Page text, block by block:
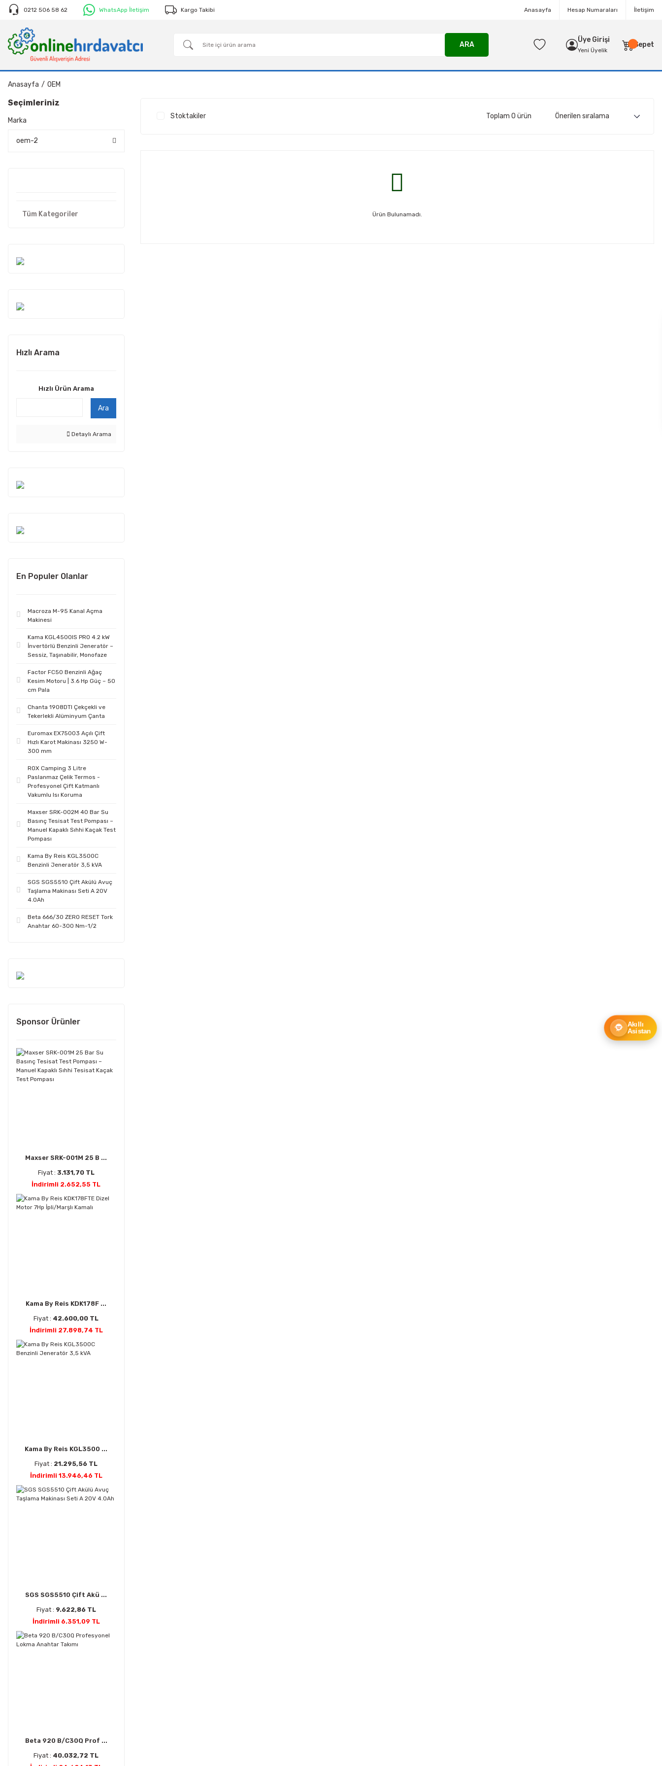
0212 506 58 62 WhatsApp İletişim Kargo Takibi Anasayfa Hesap Numaraları İletişim
ARA
Üye Girişi
Yeni Üyelik
Sepet
Anasayfa OEM
Seçimleriniz
Marka
oem-2
Tüm Kategoriler
Hızlı Arama
Hızlı Ürün Arama
Ara
Detaylı Arama
En Populer Olanlar
Macroza M-95 Kanal Açma
Makinesi
Kama KGL4500IS PRO 4.2 kW
İnvertörlü Benzinli Jeneratör –
Sessiz, Taşınabilir, Monofaze
Factor FC50 Benzinli Ağaç
Kesim Motoru | 3.6 Hp Güç – 50
cm Pala
Chanta 1908DTI Çekçekli ve
Tekerlekli Alüminyum Çanta
Euromax EX75003 Açılı Çift
Hızlı Karot Makinası 3250 W-
300 mm
ROX Camping 3 Litre
Paslanmaz Çelik Termos -
Profesyonel Çift Katmanlı
Vakumlu Isı Koruma
Maxser SRK-002M 40 Bar Su
Basınç Tesisat Test Pompası –
Manuel Kapaklı Sıhhi Kaçak Test
Pompası
Kama By Reis KGL3500C
Benzinli Jeneratör 3,5 kVA
SGS SGS5510 Çift Akülü Avuç
Taşlama Makinası Seti A 20V
4.0Ah
Beta 666/30 ZERO RESET Tork
Anahtar 60-300 Nm-1/2
Sponsor Ürünler
Maxser SRK-001M 25 B ...
Fiyat : 3.131,70 TL
İndirimli 2.652,55 TL
Kama By Reis KDK178F ...
Fiyat : 42.600,00 TL
İndirimli 27.898,74 TL
Kama By Reis KGL3500 ...
Fiyat : 21.295,56 TL
İndirimli 13.946,46 TL
SGS SGS5510 Çift Akü ...
Fiyat : 9.622,86 TL
İndirimli 6.351,09 TL
Beta 920 B/C30Q Prof ...
Fiyat : 40.032,72 TL
Stoktakiler Toplam 0 ürün
Ürün Bulunamadı.
Akıllı
Asistan